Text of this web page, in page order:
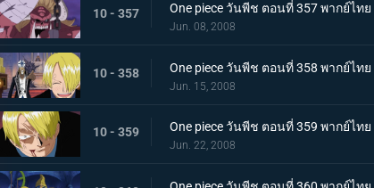
10 - 357 One piece วันพีช ตอนที่ 357 พากย์ไท
Jun. 08, 2008
10 - 358 One piece วันพีช ตอนที่ 358 พากย์ไท
Jun. 15, 2008
10 - 359 One piece วันพีช ตอนที่ 359 พากย์ไ
Jun. 22, 2008